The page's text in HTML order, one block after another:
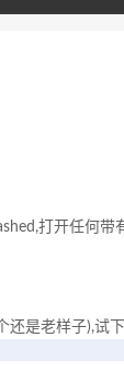
打开任何带
是老样子),试